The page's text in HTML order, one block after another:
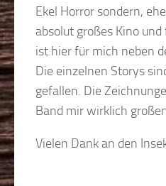
Ekel Horror sondern,
absolut großes Kino
ist hier für mich neben
Die einzelnen Storys
gefallen. Die
Band mir wirklich
Vielen Dank an den